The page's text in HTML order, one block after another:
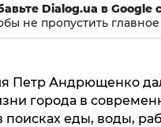
Dialog.ua в Google
не пропустить главное
Петр Андрющенко
города в
поисках еды, воды,